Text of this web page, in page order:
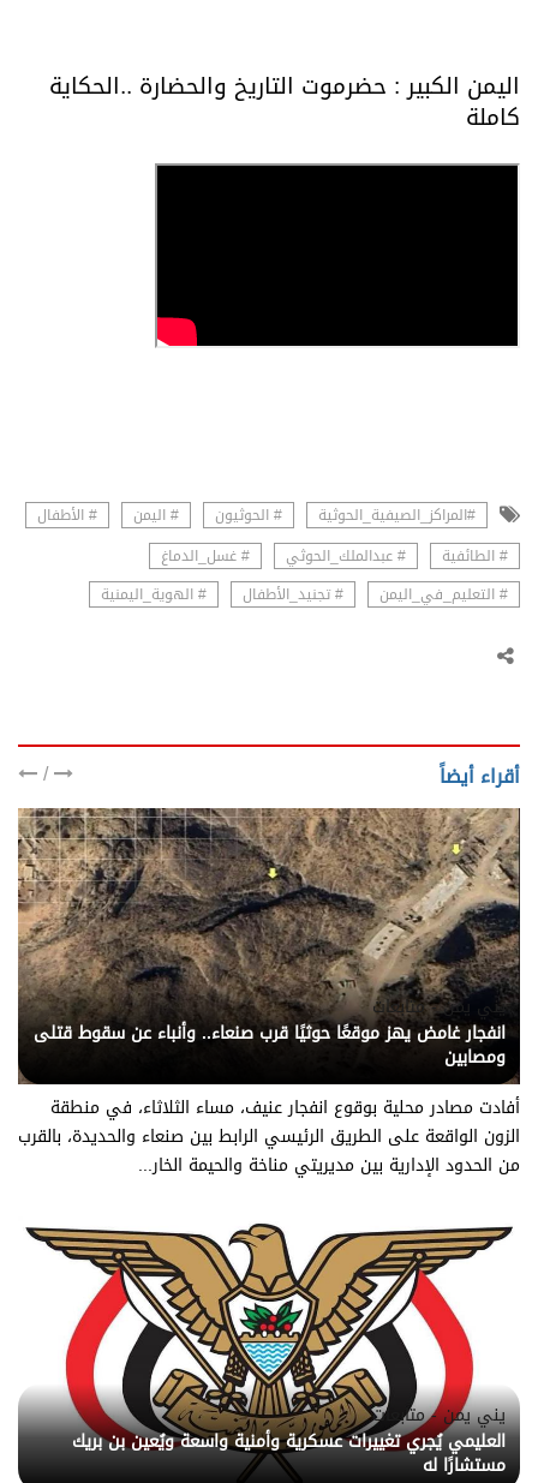
اليمن الكبير : حضرموت التاريخ والحضارة ..الحكاية
كاملة
#المراكز_الصيفية_الحوثية # الحوثيون # اليمن
# الأطفال
# الطائفية
# عبدالملك_الحوثي
# غسل_الدماغ
# التعليم_في_اليمن
# تجنيد_الأطفال # الهوية_اليمنية
أقراء أيضاً /
يني يمن - متابعات
انفجار غامض يهز موقعًا حوثيًا قرب صنعاء.. وأنباء عن سقوط قتلى
ومصابين
أفادت مصادر محلية بوقوع انفجار عنيف، مساء الثلاثاء، في منطقة
الزون الواقعة على الطريق الرئيسي الرابط بين صنعاء والحديدة، بالقرب
من الحدود الإدارية بين مديريتي مناخة والحيمة الخار...
يني يمن - متابعات
العليمي يُجري تغييرات عسكرية وأمنية واسعة ويُعين بن بريك
مستشارًا له